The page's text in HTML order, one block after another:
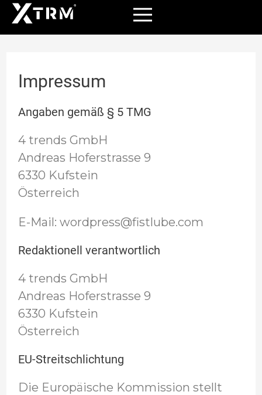
Zum
Inhalt
Menü
Impressum
Angaben gemäß § 5 TMG
4 trends GmbH
Andreas Hoferstrasse 9
6330 Kufstein
Österreich
E-Mail: wordpress@fistlube.com
Redaktionell verantwortlich
4 trends GmbH
Andreas Hoferstrasse 9
6330 Kufstein
Österreich
EU-Streitschlichtung
Die Europäische Kommission stellt